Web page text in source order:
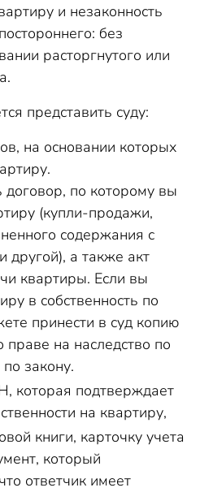
и незаконность
без
расторгнутого или
представить суду:
на основании которых
по которому вы
(купли-продажи,
содержания с
другой), а также акт
квартиры. Если вы
в собственность по
принести в суд копию
праве на наследство по
закону.
которая подтверждает
на квартиру,
книги, карточку учета
который
ответчик имеет